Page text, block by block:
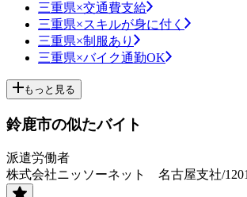
三重県×交通費支給
三重県×スキルが身に付く
三重県×制服あり
三重県×バイク通勤OK
もっと見る
鈴鹿市の似たバイト
派遣労働者
株式会社ニッソーネット 名古屋支社/